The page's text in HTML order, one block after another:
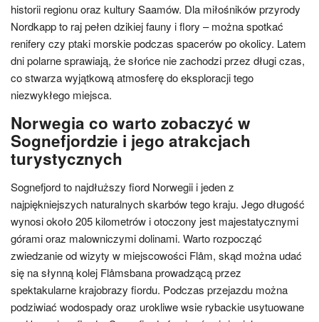
historii regionu oraz kultury Saamów. Dla miłośników przyrody
Nordkapp to raj pełen dzikiej fauny i flory – można spotkać
renifery czy ptaki morskie podczas spacerów po okolicy. Latem
dni polarne sprawiają, że słońce nie zachodzi przez długi czas,
co stwarza wyjątkową atmosferę do eksploracji tego
niezwykłego miejsca.
Norwegia co warto zobaczyć w
Sognefjordzie i jego atrakcjach
turystycznych
Sognefjord to najdłuższy fiord Norwegii i jeden z
najpiękniejszych naturalnych skarbów tego kraju. Jego długość
wynosi około 205 kilometrów i otoczony jest majestatycznymi
górami oraz malowniczymi dolinami. Warto rozpocząć
zwiedzanie od wizyty w miejscowości Flåm, skąd można udać
się na słynną kolej Flåmsbana prowadzącą przez
spektakularne krajobrazy fiordu. Podczas przejazdu można
podziwiać wodospady oraz urokliwe wsie rybackie usytuowane